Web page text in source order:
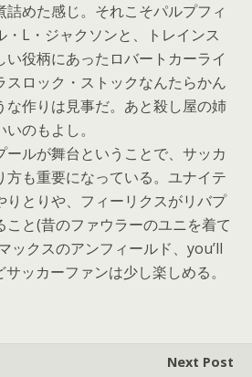
めた感じ。それこそパルプフィ
・L・ジャクソンと、トレインス
役柄にあったロバートカーライ
スロック・ストックなんたらかん
な作りは見事だ。あと殺し屋の姉
のもよし。
ールが舞台ということで、サッカ
方も重要になっている。ユナイテ
りとりや、フィーリクスがリバプ
こと(昔のファウラーのユニを着て
ックスのアンフィールド、you’ll
ッカーファンは少し楽しめる。
Next Post